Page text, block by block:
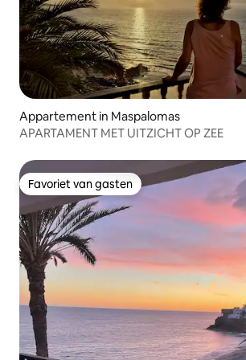
Appartement in Maspalomas
APARTAMENT MET UITZICHT OP ZEE
Favoriet van gasten
Favoriet van gasten